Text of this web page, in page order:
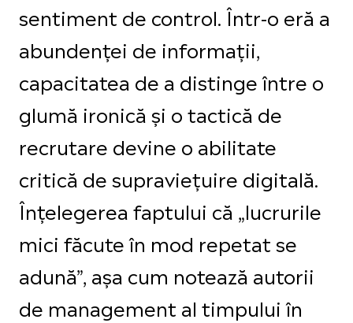
sentiment de control. Într-o eră a
abundenței de informații,
capacitatea de a distinge între o
glumă ironică și o tactică de
recrutare devine o abilitate
critică de supraviețuire digitală.
Înțelegerea faptului că „lucrurile
mici făcute în mod repetat se
adună”, așa cum notează autorii
de management al timpului în